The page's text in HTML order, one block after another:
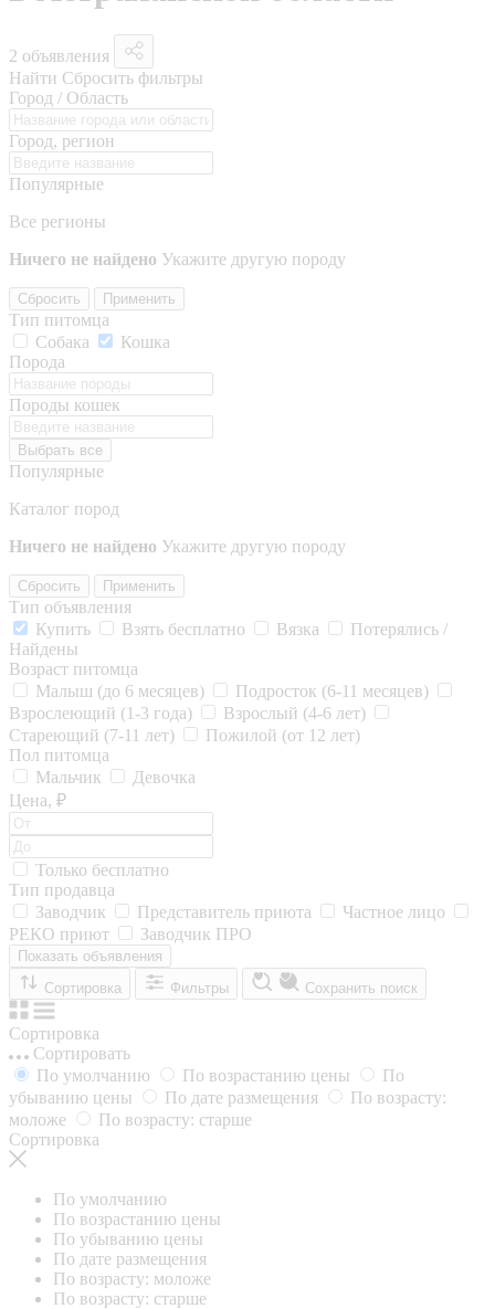
2 объявления
Найти Сбросить фильтры
Город / Область
Город, регион
Популярные
Все регионы
Ничего не найдено Укажите другую породу
Сбросить Применить
Тип питомца
Собака
Кошка
Порода
Породы кошек
Выбрать все
Популярные
Каталог пород
Ничего не найдено Укажите другую породу
Сбросить Применить
Тип объявления
Купить
Взять бесплатно Вязка
Потерялись /
Найдены
Возраст питомца
Малыш (до 6 месяцев)
Подросток (6-11 месяцев)
Взрослеющий (1-3 года)
Взрослый (4-6 лет)
Стареющий (7-11 лет)
Пожилой (от 12 лет)
Пол питомца
Мальчик
Девочка
Цена, ₽
Только бесплатно
Тип продавца
Заводчик
Представитель приюта
Частное лицо
РЕКО приют
Заводчик ПРО
Показать объявления
Сортировка
Фильтры Сохранить поиск
Сортировка
Сортировать
По умолчанию
По возрастанию цены
По
убыванию цены
По дате размещения
По возрасту:
моложе
По возрасту: старше
Сортировка
По умолчанию
По возрастанию цены
По убыванию цены
По дате размещения
По возрасту: моложе
По возрасту: старше